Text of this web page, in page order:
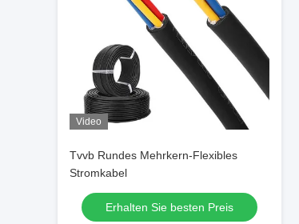
Video
Tvvb Rundes Mehrkern-Flexibles
Stromkabel
Erhalten Sie besten Preis